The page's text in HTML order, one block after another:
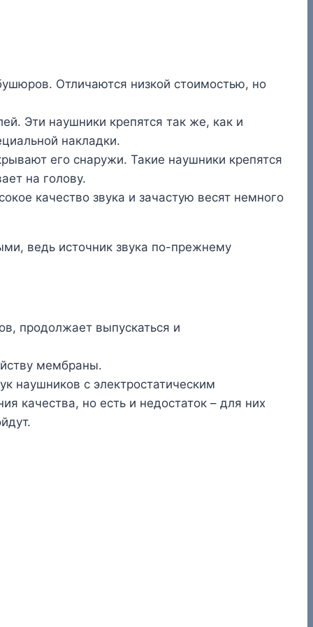
Отличаются низкой стоимостью, но
Эти наушники крепятся так же, как и
накладки.
его снаружи. Такие наушники крепятся
на голову.
качество звука и зачастую весят немного
ведь источник звука по-прежнему
продолжает выпускаться и
мембраны.
наушников с электростатическим
качества, но есть и недостаток – для них